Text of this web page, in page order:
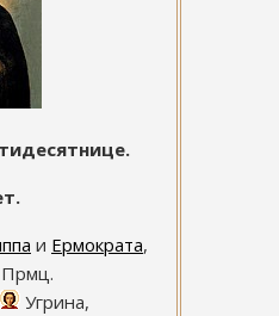
и Ермократа,
Прмц.
Угрина,